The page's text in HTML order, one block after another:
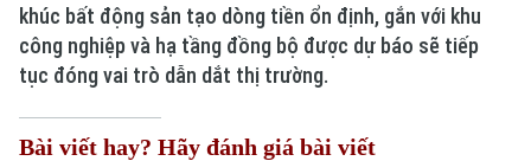
khúc bất động sản tạo dòng tiền ổn định, gắn với khu
công nghiệp và hạ tầng đồng bộ được dự báo sẽ tiếp
tục đóng vai trò dẫn dắt thị trường.
Bài viết hay? Hãy đánh giá bài viết